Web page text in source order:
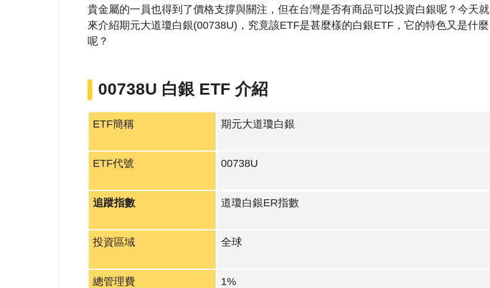
貴金屬的一員也得到了價格支撐與關注，但在台灣是否有商品可以投資白銀呢？今天就
來介紹期元大道瓊白銀(00738U)，究竟該ETF是甚麼樣的白銀ETF，它的特色又是什麼
呢？
00738U 白銀 ETF 介紹
ETF簡稱 期元大道瓊白銀
ETF代號 00738U
追蹤指數 道瓊白銀ER指數
投資區域 全球
總管理費 1%